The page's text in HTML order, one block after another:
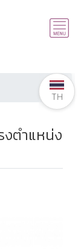
งตำแหน่ง
TH